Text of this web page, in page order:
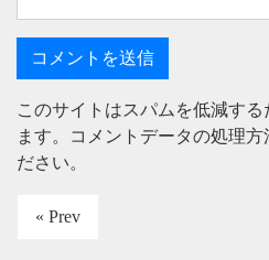
このサイトはスパムを低減する
ます。
コメントデータの処理方
ださい。
« Prev